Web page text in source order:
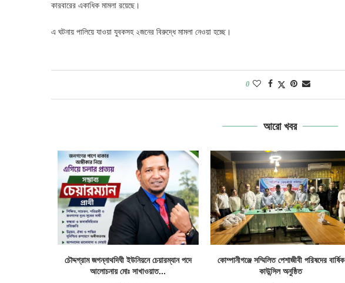
কারবারের একাধিক মামলা রয়েছে।
এ ঘটনায় পালিয়ে যাওয়া যুবকসহ ২জনের বিরুদ্ধে মামলা নেওয়া হচ্ছে।
0
আরো খবর
চৌদ্দগ্রাম জগন্নাথদিঘী ইউনিয়নে চেয়ারম্যান পদে
আলোচনায় মোঃ সাখাওয়াত...
কোম্পানীগঞ্জে সম্মিলিত পেশাজীবী পরিষদের বার্ষিক
কাউন্সিল অনুষ্ঠিত